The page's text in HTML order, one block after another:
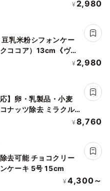
¥ 2,980
乳米粉シフォンケー
ココア）13cm《ヴィ
ギー対応》《小麦な¥ 2,980
】卵・乳製品・小麦
ナッツ除去 ミラクル
¥ 8,760
去可能 チョコクリー
ケーキ 5号 15cm
¥ 4,300～